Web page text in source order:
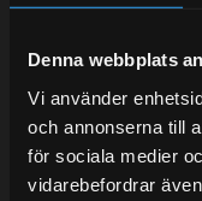
Denna webbplats
Vi använder
och annonserna till
för sociala medier
vidarebefordrar
Tel: 031- 51 66 60
E-post: